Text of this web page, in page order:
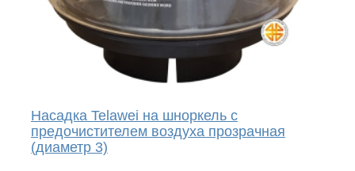
Насадка Telawei на шноркель с
предочистителем воздуха прозрачная
(диаметр 3)